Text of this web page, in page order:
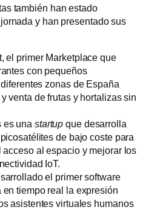
también han estado
y han presentado sus
el primer Marketplace que
con pequeños
zonas de España
venta de frutas y hortalizas sin
es una startup que desarrolla
de bajo coste para
acceso al espacio y mejorar los
IoT.
el primer software
en tiempo real la expresión
asistentes virtuales humanos